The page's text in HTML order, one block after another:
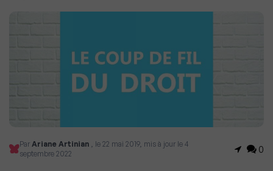
ParAriane Artinian , le 22 mai 2019, mis à jour le 4
septembre 2022
0